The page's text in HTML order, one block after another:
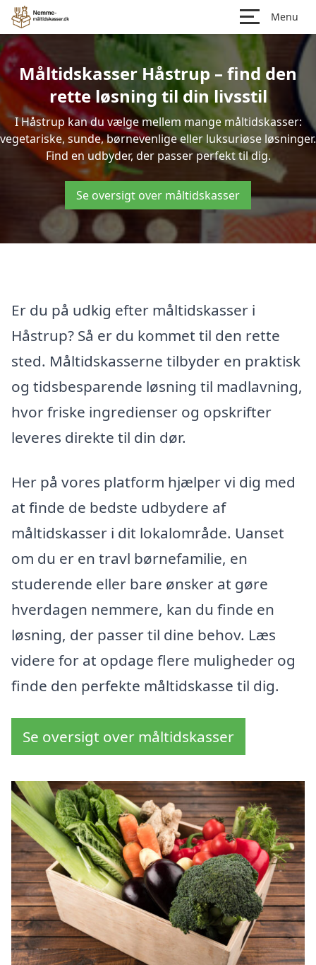
Menu
Måltidskasser Håstrup – find den
rette løsning til din livsstil
I Håstrup kan du vælge mellem mange måltidskasser:
vegetariske, sunde, børnevenlige eller luksuriøse løsninger.
Find en udbyder, der passer perfekt til dig.
Se oversigt over måltidskasser
Er du på udkig efter måltidskasser i
Håstrup? Så er du kommet til den rette
sted. Måltidskasserne tilbyder en praktisk
og tidsbesparende løsning til madlavning,
hvor friske ingredienser og opskrifter
leveres direkte til din dør.
Her på vores platform hjælper vi dig med
at finde de bedste udbydere af
måltidskasser i dit lokalområde. Uanset
om du er en travl børnefamilie, en
studerende eller bare ønsker at gøre
hverdagen nemmere, kan du finde en
løsning, der passer til dine behov. Læs
videre for at opdage flere muligheder og
finde den perfekte måltidskasse til dig.
Se oversigt over måltidskasser